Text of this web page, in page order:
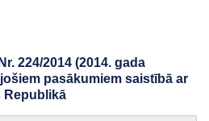
224/2014 (2014. gada
pasākumiem saistībā ar
Republikā